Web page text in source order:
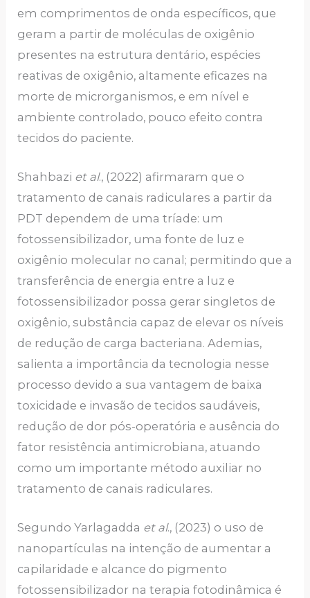
em comprimentos de onda específicos, que
geram a partir de moléculas de oxigênio
presentes na estrutura dentário, espécies
reativas de oxigênio, altamente eficazes na
morte de microrganismos, e em nível e
ambiente controlado, pouco efeito contra
tecidos do paciente.
Shahbazi et al., (2022) afirmaram que o
tratamento de canais radiculares a partir da
PDT dependem de uma tríade: um
fotossensibilizador, uma fonte de luz e
oxigênio molecular no canal; permitindo que a
transferência de energia entre a luz e
fotossensibilizador possa gerar singletos de
oxigênio, substância capaz de elevar os níveis
de redução de carga bacteriana. Ademias,
salienta a importância da tecnologia nesse
processo devido a sua vantagem de baixa
toxicidade e invasão de tecidos saudáveis,
redução de dor pós-operatória e ausência do
fator resistência antimicrobiana, atuando
como um importante método auxiliar no
tratamento de canais radiculares.
Segundo Yarlagadda et al., (2023) o uso de
nanopartículas na intenção de aumentar a
capilaridade e alcance do pigmento
fotossensibilizador na terapia fotodinâmica é